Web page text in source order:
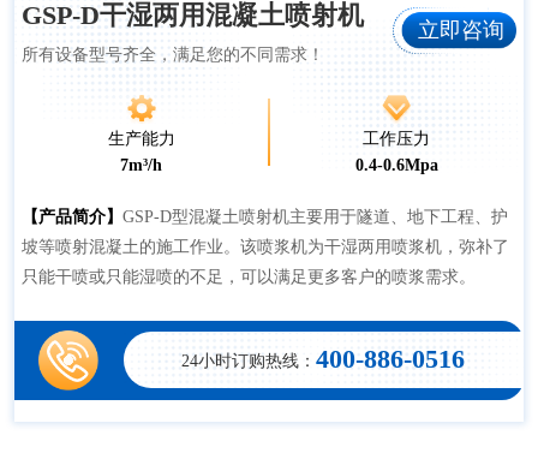
GSP-D干湿两用混凝土喷射机
所有设备型号齐全，满足您的不同需求！
立即咨询
生产能力
7m³/h
工作压力
0.4-0.6Mpa
【产品简介】 GSP-D型混凝土喷射机主要用于隧道、地下工程、护
坡等喷射混凝土的施工作业。该喷浆机为干湿两用喷浆机，弥补了
只能干喷或只能湿喷的不足，可以满足更多客户的喷浆需求。
24小时订购热线：400-886-0516